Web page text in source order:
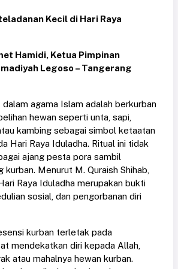
Kecil di Hari Raya
Hamidi, Ketua Pimpinan
Legoso – Tangerang
dalam agama Islam adalah berkurban
hewan seperti unta, sapi,
kambing sebagai simbol ketaatan
Hari Raya Iduladha. Ritual ini tidak
ajang pesta pora sambil
kurban. Menurut M. Quraish Shihab,
Raya Iduladha merupakan bukti
sosial, dan pengorbanan diri
kurban terletak pada
mendekatkan diri kepada Allah,
atau mahalnya hewan kurban.